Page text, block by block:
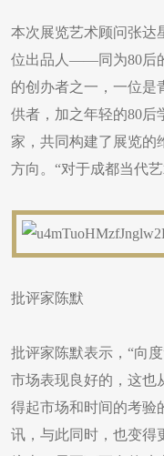
本次展览艺术顾问张达
位出品人——同为80后
的创办者之一，一位是
供者，加之年轻的80后
家，共同构建了展览的
方向。“对于成都当代
批评家陈默
批评家陈默表示，“向
市场表现良好的，这也
得起市场和时间的考验
讯，与此同时，也变得